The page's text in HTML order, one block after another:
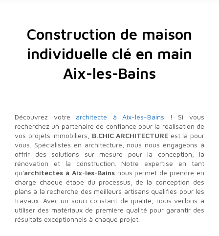
Construction de maison
individuelle clé en main
Aix-les-Bains
Découvrez votre architecte à Aix-les-Bains ! Si vous
recherchez un partenaire de confiance pour la réalisation de
vos projets immobiliers, B.CHIC ARCHITECTURE est là pour
vous. Spécialistes en architecture, nous nous engageons à
offrir des solutions sur mesure pour la conception, la
rénovation et la construction. Notre expertise en tant
qu'architectes à Aix-les-Bainsnous permet de prendre en
charge chaque étape du processus, de la conception des
plans à la recherche des meilleurs artisans qualifiés pour les
travaux. Avec un souci constant de qualité, nous veillons à
utiliser des matériaux de première qualité pour garantir des
résultats exceptionnels à chaque projet.